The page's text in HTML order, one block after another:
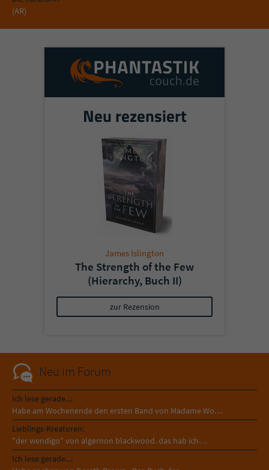
(AR)
Neu rezensiert
James Islington
The Strength of the Few
(Hierarchy, Buch II)
zur Rezension
Neu im Forum
Ich lese gerade...:
Habe am Wochenende den ersten Band von Madame Wo…
Lieblings-Kreaturen:
"der wendigo" von algernon blackwood. das hab ich…
Ich lese gerade...: